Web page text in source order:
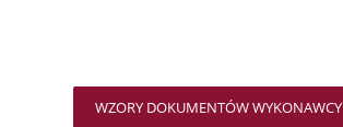
WZORY DOKUMENTÓW WYKONAWCY